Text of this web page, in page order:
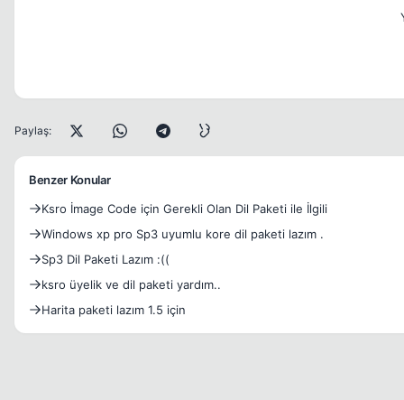
Paylaş:
Benzer Konular
Ksro İmage Code için Gerekli Olan Dil Paketi ile İlgili
Windows xp pro Sp3 uyumlu kore dil paketi lazım .
Sp3 Dil Paketi Lazım :((
ksro üyelik ve dil paketi yardım..
Harita paketi lazım 1.5 için